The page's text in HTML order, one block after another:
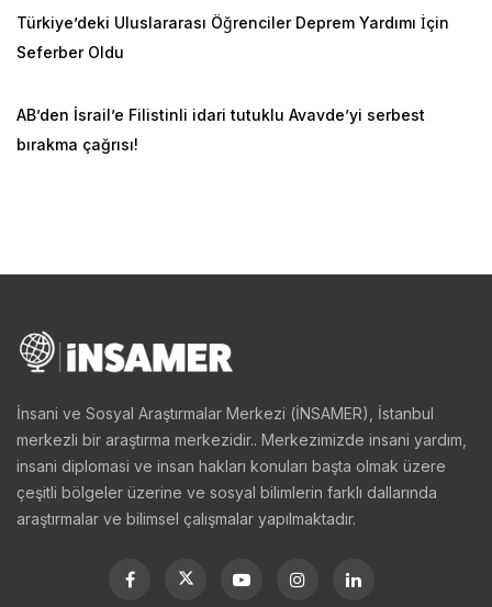
Türkiye’deki Uluslararası Öğrenciler Deprem Yardımı İçin
Seferber Oldu
AB’den İsrail’e Filistinli idari tutuklu Avavde’yi serbest
bırakma çağrısı!
İnsani ve Sosyal Araştırmalar Merkezi (İNSAMER), İstanbul
merkezli bir araştırma merkezidir.. Merkezimizde insani yardım,
insani diplomasi ve insan hakları konuları başta olmak üzere
çeşitli bölgeler üzerine ve sosyal bilimlerin farklı dallarında
araştırmalar ve bilimsel çalışmalar yapılmaktadır.